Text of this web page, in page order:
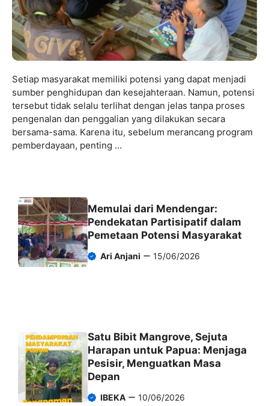
Setiap masyarakat memiliki potensi yang dapat menjadi
sumber penghidupan dan kesejahteraan. Namun, potensi
tersebut tidak selalu terlihat dengan jelas tanpa proses
pengenalan dan penggalian yang dilakukan secara
bersama-sama. Karena itu, sebelum merancang program
pemberdayaan, penting ...
Memulai dari Mendengar:
Pendekatan Partisipatif dalam
Pemetaan Potensi Masyarakat
Ari Anjani 15/06/2026
Satu Bibit Mangrove, Sejuta
Harapan untuk Papua: Menjaga
Pesisir, Menguatkan Masa
Depan
IBEKA 10/06/2026